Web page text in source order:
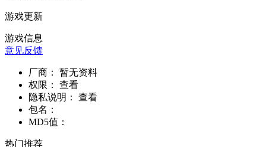
游戏更新
游戏信息
意见反馈
厂商：
暂无资料
权限：
查看
隐私说明：
查看
包名：
MD5值：
热门推荐